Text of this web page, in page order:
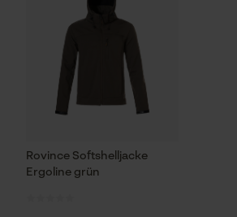
Rovince Softshelljacke
Ergoline grün
Session ID
Speichern der Auswahl
Datenverarbeitung
Econda Tag Manager
Statistik Cookies